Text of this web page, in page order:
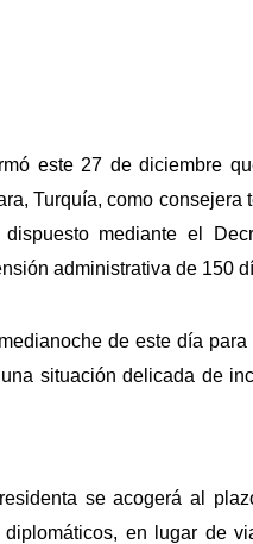
este 27 de diciembre
Turquía, como
mediante el
administrativa de 150
de este día
situación delicada de
se acogerá al
en lugar de